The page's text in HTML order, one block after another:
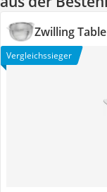
Zwilling
Vergleichssieger